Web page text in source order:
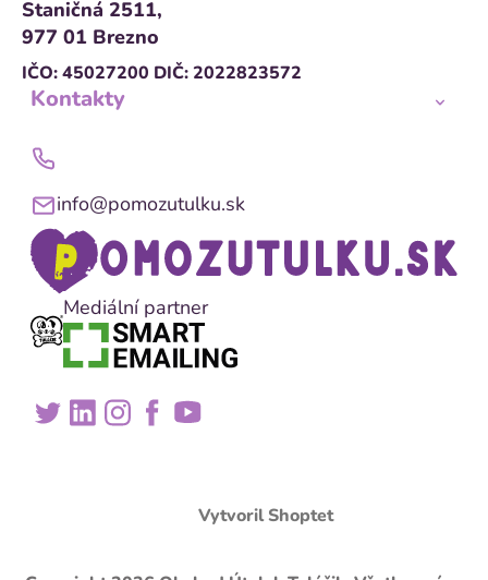
Staničná 2511,
977 01 Brezno
IČO: 45027200 DIČ: 2022823572
Kontakty
info@pomozutulku.sk
Mediální partner
Vytvoril Shoptet